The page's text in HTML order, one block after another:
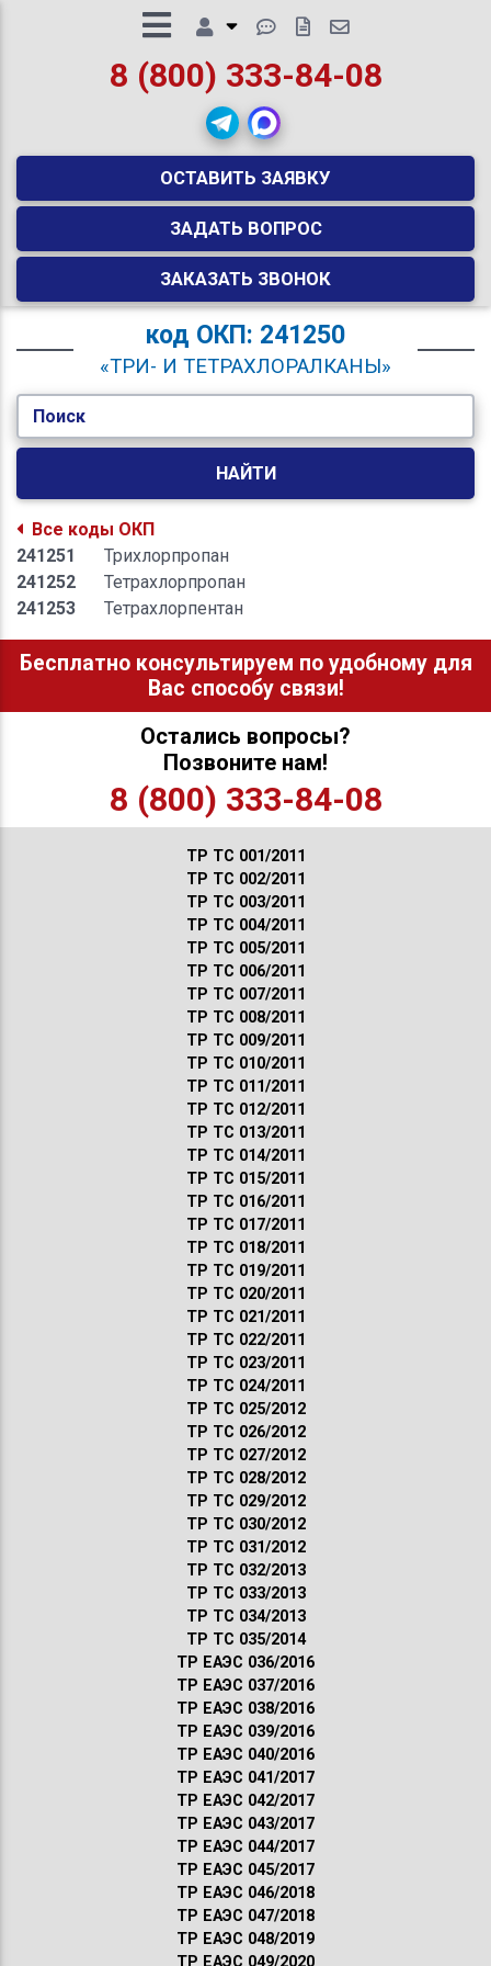
8 (800) 333-84-08
ОСТАВИТЬ ЗАЯВКУ
ЗАДАТЬ ВОПРОС
ЗАКАЗАТЬ ЗВОНОК
код ОКП: 241250
«ТРИ- И ТЕТРАХЛОРАЛКАНЫ»
Поиск
НАЙТИ
Все коды ОКП
241251
Трихлорпропан
241252
Тетрахлорпропан
241253
Тетрахлорпентан
Бесплатно консультируем по удобному для
Вас способу связи!
Остались вопросы?
Позвоните нам!
8 (800) 333-84-08
ТР ТС 001/2011
ТР ТС 002/2011
ТР ТС 003/2011
ТР ТС 004/2011
ТР ТС 005/2011
ТР ТС 006/2011
ТР ТС 007/2011
ТР ТС 008/2011
ТР ТС 009/2011
ТР ТС 010/2011
ТР ТС 011/2011
ТР ТС 012/2011
ТР ТС 013/2011
ТР ТС 014/2011
ТР ТС 015/2011
ТР ТС 016/2011
ТР ТС 017/2011
ТР ТС 018/2011
ТР ТС 019/2011
ТР ТС 020/2011
ТР ТС 021/2011
ТР ТС 022/2011
ТР ТС 023/2011
ТР ТС 024/2011
ТР ТС 025/2012
ТР ТС 026/2012
ТР ТС 027/2012
ТР ТС 028/2012
ТР ТС 029/2012
ТР ТС 030/2012
ТР ТС 031/2012
ТР ТС 032/2013
ТР ТС 033/2013
ТР ТС 034/2013
ТР ТС 035/2014
ТР ЕАЭС 036/2016
ТР ЕАЭС 037/2016
ТР ЕАЭС 038/2016
ТР ЕАЭС 039/2016
ТР ЕАЭС 040/2016
ТР ЕАЭС 041/2017
ТР ЕАЭС 042/2017
ТР ЕАЭС 043/2017
ТР ЕАЭС 044/2017
ТР ЕАЭС 045/2017
ТР ЕАЭС 046/2018
ТР ЕАЭС 047/2018
ТР ЕАЭС 048/2019
ТР ЕАЭС 049/2020